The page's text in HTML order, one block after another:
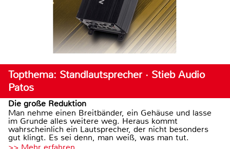
Topthema: Standlautsprecher · Stieb Audio
Patos
Die große Reduktion
Man nehme einen Breitbänder, ein Gehäuse und lasse
im Grunde alles weitere weg. Heraus kommt
wahrscheinlich ein Lautsprecher, der nicht besonders
gut klingt. Es sei denn, man weiß, was man tut.